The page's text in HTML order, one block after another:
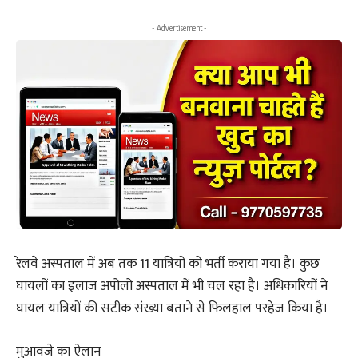
- Advertisement -
रेलवे अस्पताल में अब तक 11 यात्रियों को भर्ती कराया गया है। कुछ
घायलों का इलाज अपोलो अस्पताल में भी चल रहा है। अधिकारियों ने
घायल यात्रियों की सटीक संख्या बताने से फिलहाल परहेज किया है।
मुआवजे का ऐलान